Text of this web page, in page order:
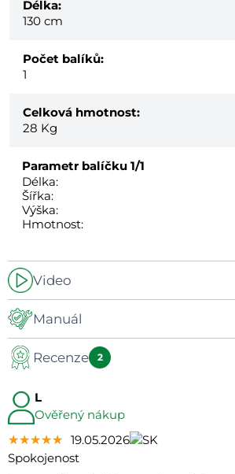
Délka:
130 cm
Počet balíků:
1
Celková hmotnost:
28 Kg
Parametr balíčku 1/1
Délka:
Šířka:
Výška:
Hmotnost:
Video
- Manuál
Manuál
Recenze 2
L
Ověřený nákup
★★★★★
★★★★★
★★★★★ 19.05.2026
Spokojenost